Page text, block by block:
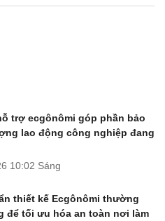
trợ ecgônômi góp phần bảo
lao động công nghiệp đang
10:02 Sáng
thiết kế Ecgônômi thường
để tối ưu hóa an toàn nơi làm